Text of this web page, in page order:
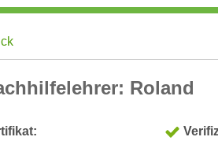
Roland